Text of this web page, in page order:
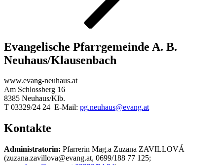
Evangelische Pfarrgemeinde A. B.
Neuhaus/Klausenbach
www.evang-neuhaus.at
Am Schlossberg 16
8385 Neuhaus/Klb.
T 03329/24 24 E-Mail: pg.neuhaus@evang.at
Kontakte
Administratorin: Pfarrerin Mag.a Zuzana ZAVILLOVÁ
(zuzana.zavillova@evang.at, 0699/188 77 125;